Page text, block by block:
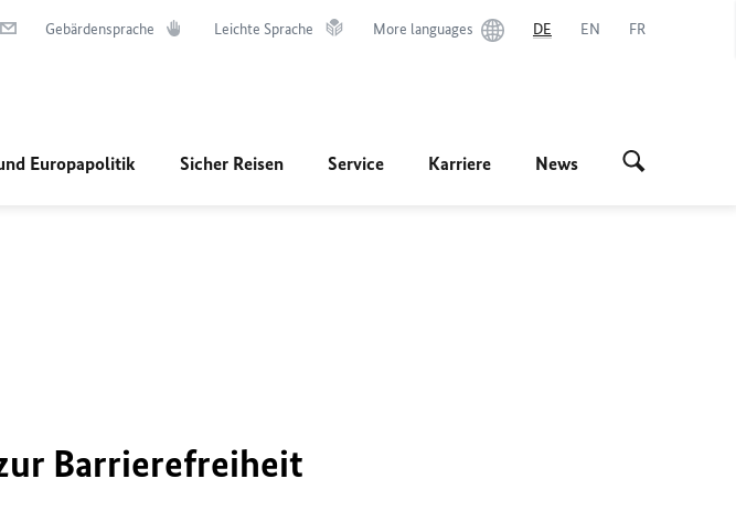
Gebärdensprache Leichte Sprache More languages DE EN FR
Europapolitik Sicher Reisen Service Karriere News
Barrierefreiheit